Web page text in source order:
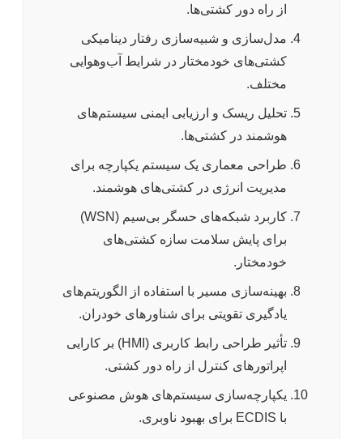
از راه دور کشتی‌ها.
مدل‌سازی و شبیه‌سازی رفتار دینامیکی
کشتی‌های خودمختار در شرایط آب‌وهوایی
مختلف.
تحلیل ریسک و ارزیابی ایمنی سیستم‌های
هوشمند در کشتی‌ها.
طراحی معماری یک سیستم یکپارچه برای
مدیریت انرژی در کشتی‌های هوشمند.
کاربرد شبکه‌های حسگر بی‌سیم (WSN)
برای پایش سلامت سازه کشتی‌های
خودمختار.
بهینه‌سازی مسیر با استفاده از الگوریتم‌های
یادگیری تقویتی برای شناورهای خودران.
تأثیر طراحی رابط کاربری (HMI) بر کارایی
اپراتورهای کنترل از راه دور کشتی.
یکپارچه‌سازی سیستم‌های هوش مصنوعی
با ECDIS برای بهبود ناوبری.